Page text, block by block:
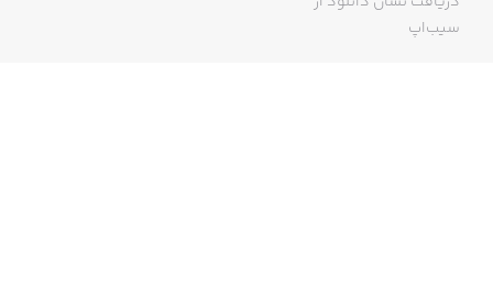
سیب‌اپ